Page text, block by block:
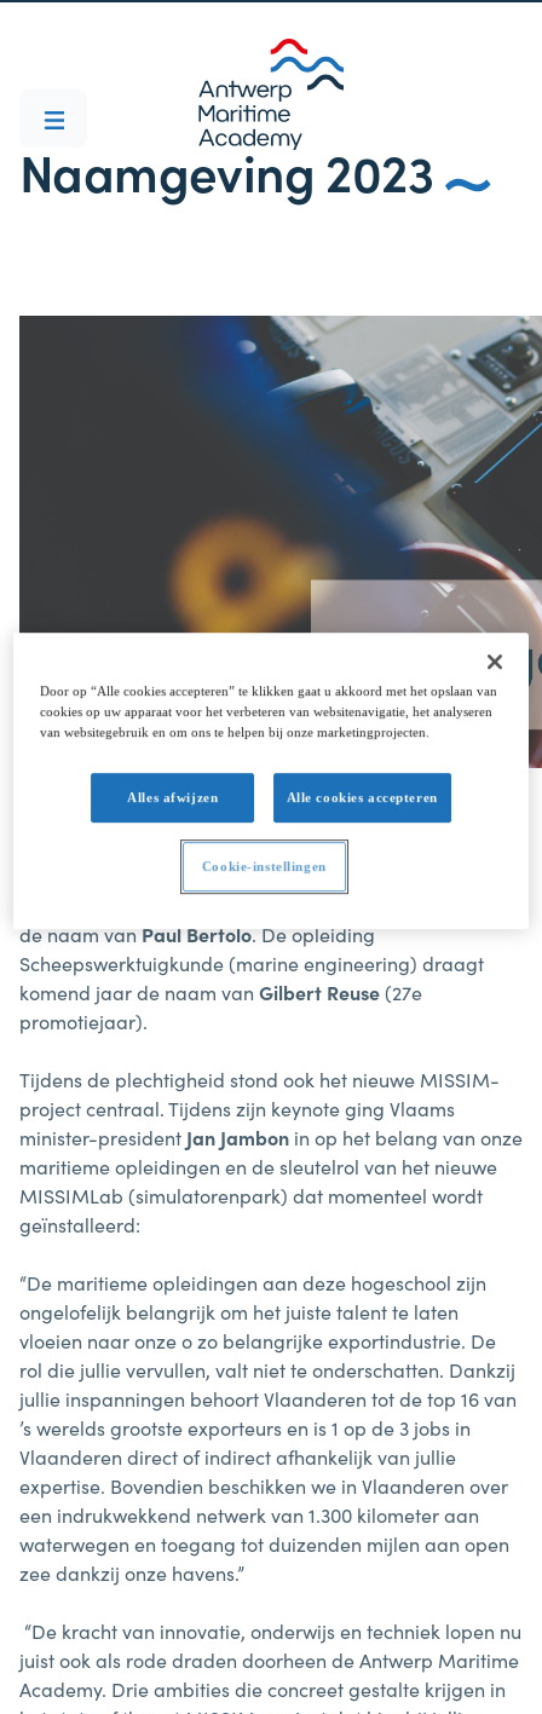
Naamgeving 2023
Op 4 oktober werd met de traditionele naamgeving het
academiejaar officieel ingeluid.
Tijdens deze 117de editie kreeg de nieuwe lichting
de naam van Paul Bertolo. De opleiding
Scheepswerktuigkunde (marine engineering) draagt
komend jaar de naam van Gilbert Reuse(27e
promotiejaar).
Tijdens de plechtigheid stond ook het nieuwe MISSIM-
project centraal. Tijdens zijn keynote ging Vlaams
minister-president Jan Jambon in op het belang van onze
maritieme opleidingen en de sleutelrol van het nieuwe
MISSIMLab (simulatorenpark) dat momenteel wordt
geïnstalleerd:
“De maritieme opleidingen aan deze hogeschool zijn
ongelofelijk belangrijk om het juiste talent te laten
vloeien naar onze o zo belangrijke exportindustrie. De
rol die jullie vervullen, valt niet te onderschatten. Dankzij
jullie inspanningen behoort Vlaanderen tot de top 16 van
’s werelds grootste exporteurs en is 1 op de 3 jobs in
Vlaanderen direct of indirect afhankelijk van jullie
expertise. Bovendien beschikken we in Vlaanderen over
een indrukwekkend netwerk van 1.300 kilometer aan
waterwegen en toegang tot duizenden mijlen aan open
zee dankzij onze havens.”
“De kracht van innovatie, onderwijs en techniek lopen nu
juist ook als rode draden doorheen de Antwerp Maritime
Academy. Drie ambities die concreet gestalte krijgen in
Door op “Alle cookies accepteren” te klikken gaat u akkoord met het opslaan van
cookies op uw apparaat voor het verbeteren van websitenavigatie, het analyseren
van websitegebruik en om ons te helpen bij onze marketingprojecten.
Alles afwijzen Alle cookies accepteren
Cookie-instellingen